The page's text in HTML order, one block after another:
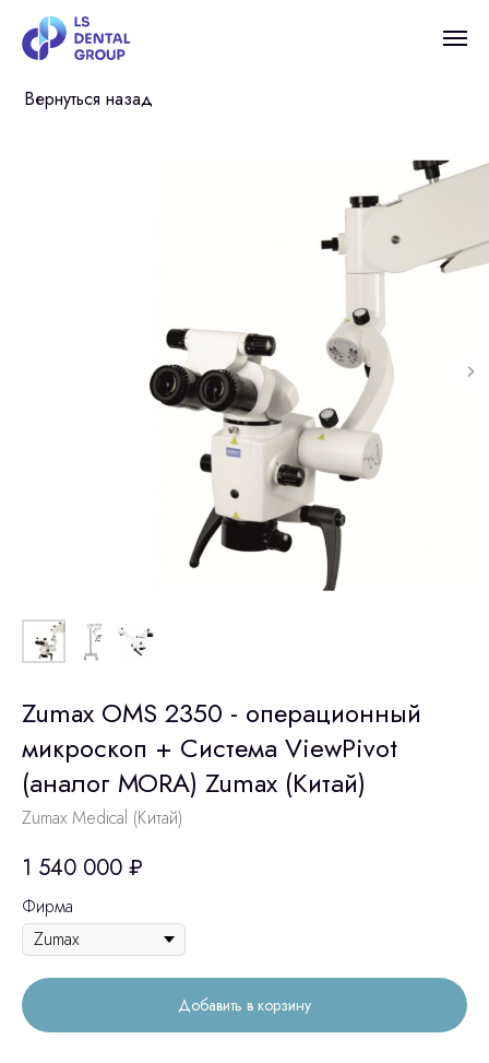
Вернуться назад
Zumax OMS 2350 - операционный
микроскоп + Система ViewPivot
(аналог МОRА) Zumax (Китай)
Zumax Medical (Китай)
1 540 000 ₽
Фирма
Добавить в корзину